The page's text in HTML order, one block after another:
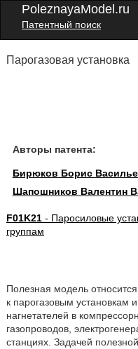
PoleznayaModel.ru
Патентный поиск
Парогазовая установка
Авторы патента:
Бирюков Борис
Шапошников Валентин
F01K21- Паросиловые
группам
Полезная модель
к парогазовым установкам
нагнетателей в
газопроводов,
станциях. Задачей